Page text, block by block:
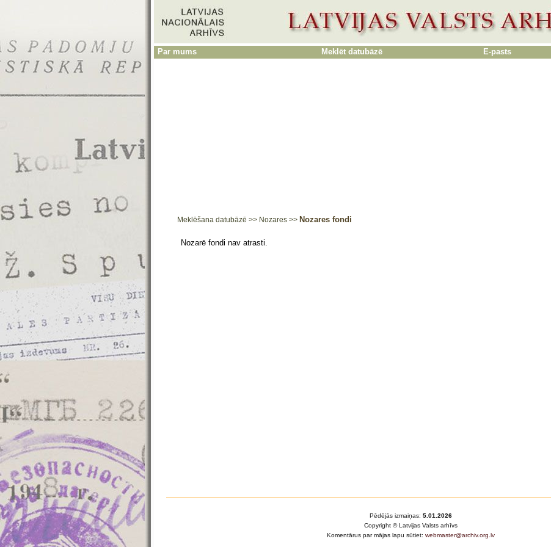
Par mums Meklēt datubāzē E-pasts
Meklēšana datubāzē >> Nozares >> Nozares fondi
Nozarē fondi nav atrasti.
Pēdējās izmaiņas: 5.01.2026
Copyright © Latvijas Valsts arhīvs
Komentārus par mājas lapu sūtiet: webmaster@archiv.org.lv